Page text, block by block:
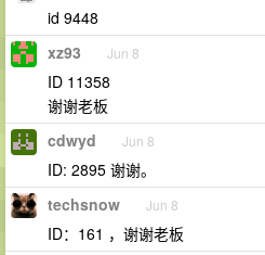
id 9448
xz93 Jun 8
ID 11358
谢谢老板
cdwyd Jun 8
ID: 2895 谢谢。
techsnow Jun 8
ID：161 ，谢谢老板